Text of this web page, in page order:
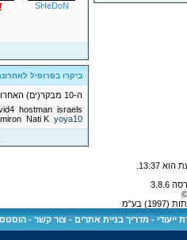
SHeDoN
ביקרו בפרופיל
ה-10 מבקר(ים) האחרונ(ים) לדף זה היו:
hostman israels
miron Nati K yoya10
13:37
בע"מ
ייעודי -מדריך בניית אתרים -צור קשר -